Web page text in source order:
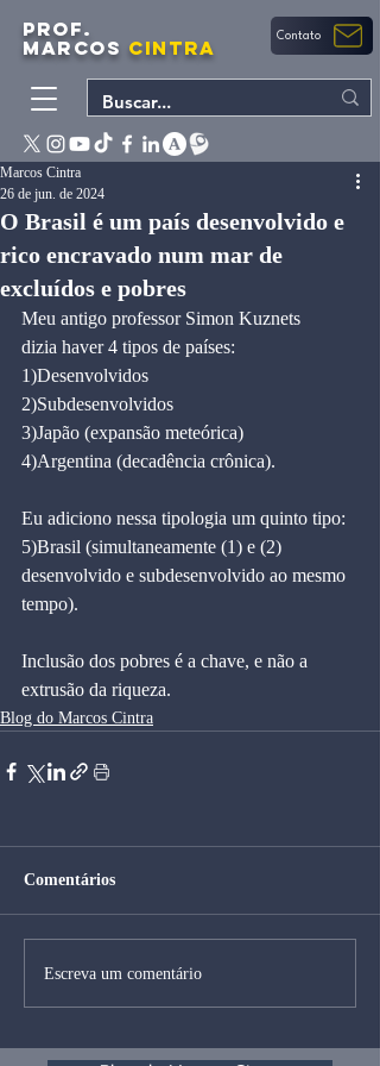
PROF.
MARCOS CINTRA Contato
O Brasil é um país desenvolvido e
rico encravado num mar de
excluídos e pobres
Marcos Cintra
26 de jun. de 2024
Meu antigo professor Simon Kuznets
dizia haver 4 tipos de países:
1)Desenvolvidos
2)Subdesenvolvidos
3)Japão (expansão meteórica)
4)Argentina (decadência crônica).
Eu adiciono nessa tipologia um quinto tipo:
5)Brasil (simultaneamente (1) e (2)
desenvolvido e subdesenvolvido ao mesmo
tempo).
Inclusão dos pobres é a chave, e não a
extrusão da riqueza.
Blog do Marcos Cintra
Comentários
Escreva um comentário